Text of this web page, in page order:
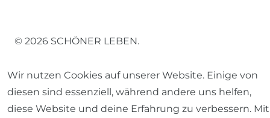
© 2026 SCHÖNER LEBEN.
Wir nutzen Cookies auf unserer Website. Einige von
diesen sind essenziell, während andere uns helfen,
diese Website und deine Erfahrung zu verbessern. Mit